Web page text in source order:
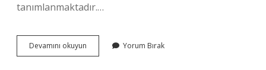
tanımlanmaktadır.…
Devamını okuyun
Din
Yorum Bırak